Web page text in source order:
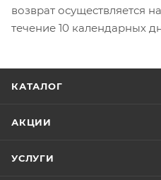
возврат осуществляется
течение 10 календарных
КАТАЛОГ
АКЦИИ
УСЛУГИ